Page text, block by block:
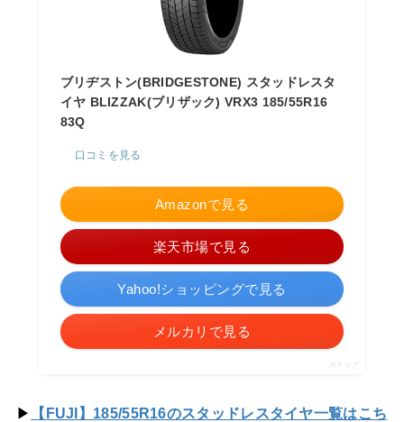
ブリヂストン(BRIDGESTONE) スタッドレスタ
イヤ BLIZZAK(ブリザック) VRX3 185/55R16
83Q
口コミを見る
Amazonで見る
楽天市場で見る
Yahoo!ショッピングで見る
メルカリで見る
ポチップ
▶
【FUJI】185/55R16のスタッドレスタイヤ一覧はこち